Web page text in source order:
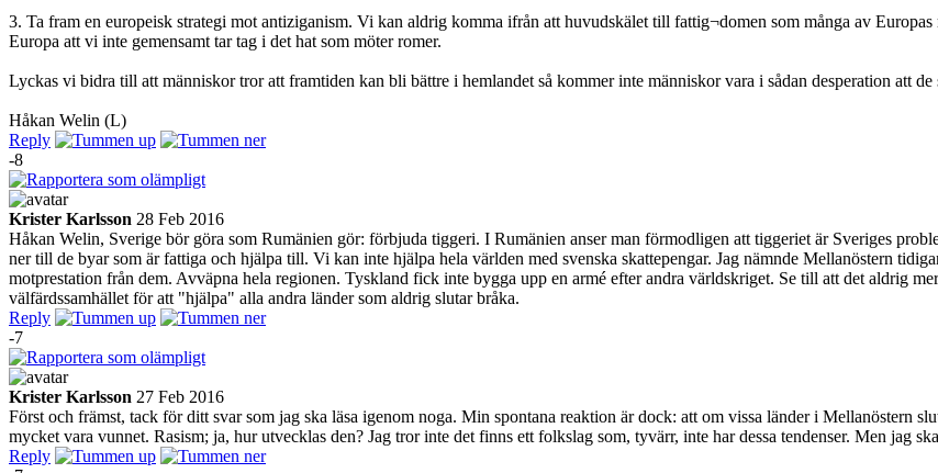
3. Ta fram en europeisk strategi mot antiziganism. Vi kan aldrig komma ifrån att huvudskälet till fattig¬domen som många av
Europa att vi inte gemensamt tar tag i det hat som möter romer.
Lyckas vi bidra till att människor tror att framtiden kan bli bättre i hemlandet så kommer inte människor vara i sådan desperation att
Håkan Welin (L)
Reply
-8
Krister Karlsson 28 Feb 2016
Håkan Welin, Sverige bör göra som Rumänien gör: förbjuda tiggeri. I Rumänien anser man förmodligen att tiggeriet är Sveriges
ner till de byar som är fattiga och hjälpa till. Vi kan inte hjälpa hela världen med svenska skattepengar. Jag nämnde Mellanöstern
motprestation från dem. Avväpna hela regionen. Tyskland fick inte bygga upp en armé efter andra världskriget. Se till att det aldrig
välfärdssamhället för att "hjälpa" alla andra länder som aldrig slutar bråka.
Reply
-7
Krister Karlsson 27 Feb 2016
Först och främst, tack för ditt svar som jag ska läsa igenom noga. Min spontana reaktion är dock: att om vissa länder i Mellanöstern
mycket vara vunnet. Rasism; ja, hur utvecklas den? Jag tror inte det finns ett folkslag som, tyvärr, inte har dessa tendenser. Men jag
Reply